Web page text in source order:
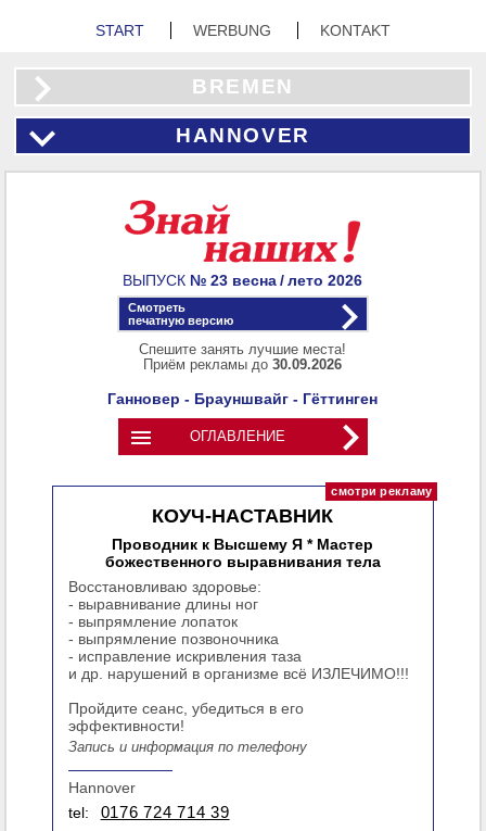
START WERBUNG KONTAKT
BREMEN
HANNOVER
ВЫПУСК № 23 весна / лето2026
Смотреть
печатную версию
Спешите занять лучшие места!
Приём рекламы до30.09.2026
Ганновер - Брауншвайг - Гёттинген
 ОГЛАВЛЕНИЕ
КОУЧ-НАСТАВНИК
Проводник к Высшему Я * Мастер
божественного выравнивания тела
Восстановливаю здоровье:
- выравнивание длины ног
- выпрямление лопаток
- выпрямление позвоночника
- исправление искривления таза
и др. нарушений в организме всё ИЗЛЕЧИМО!!!
Пройдите сеанс, убедиться в его
эффективности!
Запись и информация по телефону
Hannover
tel:
0176 724 714 39